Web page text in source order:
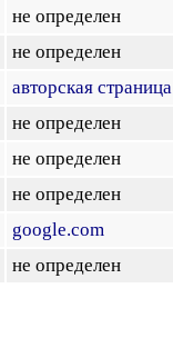
не определен
не определен
авторская страница
не определен
не определен
не определен
google.com
не определен